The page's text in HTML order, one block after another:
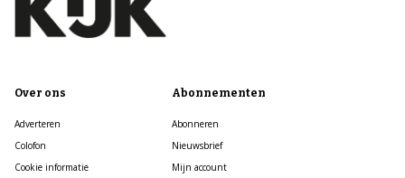
Over ons
Adverteren
Colofon
Cookie informatie
Abonnementen
Abonneren
Nieuwsbrief
Mijn account